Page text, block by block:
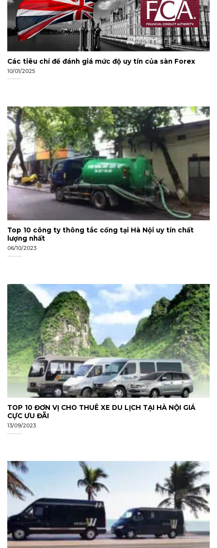
Các tiêu chí để đánh giá mức độ uy tín của sàn Forex
10/01/2025
Top 10 công ty thông tắc cống tại Hà Nội uy tín chất
lượng nhất
06/10/2023
TOP 10 ĐƠN VỊ CHO THUÊ XE DU LỊCH TẠI HÀ NỘI GIÁ
CỰC ƯU ĐÃI
13/09/2023